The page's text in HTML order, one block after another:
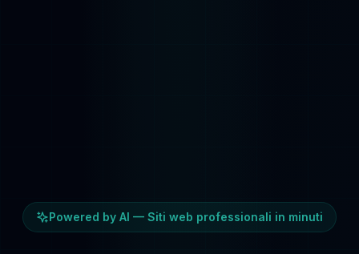
Powered by AI — Siti web professionali in minuti